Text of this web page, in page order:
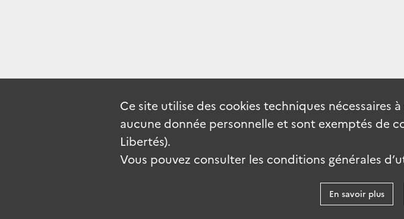
Ce site utilise des cookies techniques nécessaires
aucune donnée personnelle et sont exemptés de
Libertés).
Vous pouvez consulter les conditions générales
En savoir plus